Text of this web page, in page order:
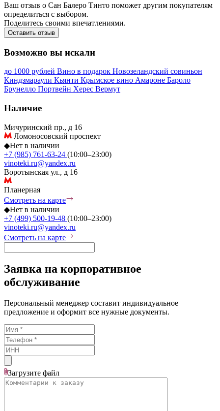
Ваш отзыв о Сан Балеро Тинто поможет другим покупателям
определиться с выбором.
Поделитесь своими впечатлениями.
Оставить отзыв
Возможно вы искали
до 1000 рублей Вино в подарок Новозеландский совиньон
Киндзмараули Кьянти Крымское вино Амароне Бароло
Брунелло Портвейн Херес Вермут
Наличие
Мичуринский пр., д 16
Ломоносовский проспект
◆Нет в наличии
+7 (985) 761-63-24 (10:00–23:00)
vinoteki.ru@yandex.ru
Воротынская ул., д 16
Планерная
Смотреть на карте
◆Нет в наличии
+7 (499) 500-19-48 (10:00–23:00)
vinoteki.ru@yandex.ru
Смотреть на карте
Заявка на корпоративное
обслуживание
Персональный менеджер составит индивидуальное
предложение и оформит все нужные документы.
Загрузите файл